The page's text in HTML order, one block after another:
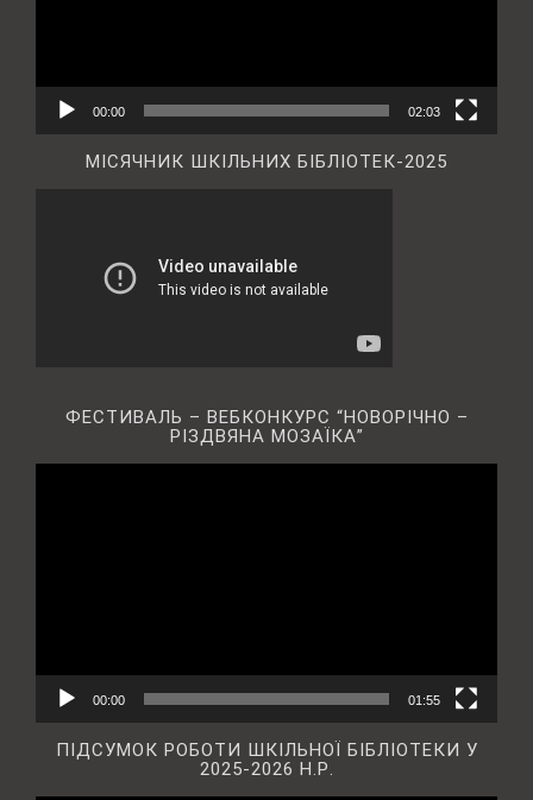
00:00 02:03
МІСЯЧНИК ШКІЛЬНИХ БІБЛІОТЕК-2025
ФЕСТИВАЛЬ – ВЕБКОНКУРС “НОВОРІЧНО –
РІЗДВЯНА МОЗАЇКА”
00:00 01:55
ПІДСУМОК РОБОТИ ШКІЛЬНОЇ БІБЛІОТЕКИ У
2025-2026 Н.Р.